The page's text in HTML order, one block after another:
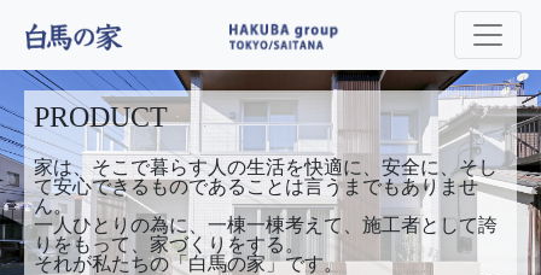
PRODUCT
家は、そこで暮らす人の生活を快適に、安全に、そし
て安心できるものであることは言うまでもありませ
ん。
一人ひとりの為に、一棟一棟考えて、施工者として誇
りをもって、家づくりをする。
それが私たちの「白馬の家」です。